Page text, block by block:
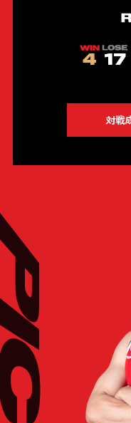
だからこそこの一戦
で積み上げてきたす
上がってきたこのチ
ともに戦ってきた時
4 17
対戦